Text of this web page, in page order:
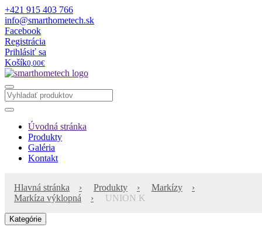
+421 915 403 766
info@smarthometech.sk
Facebook
Registrácia
Prihlásiť sa
Košík0,00€
Úvodná stránka
Produkty
Galéria
Kontakt
Hlavná stránka Produkty
Markízy
Markíza výklopná
UNION K
Kategórie